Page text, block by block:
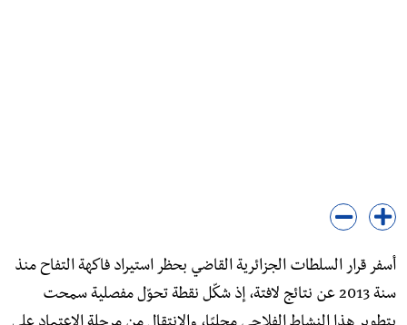
أسفر قرار السلطات الجزائرية القاضي بحظر استيراد فاكهة التفاح منذ
سنة 2013 عن نتائج لافتة، إذ شكّل نقطة تحوّل مفصلية سمحت